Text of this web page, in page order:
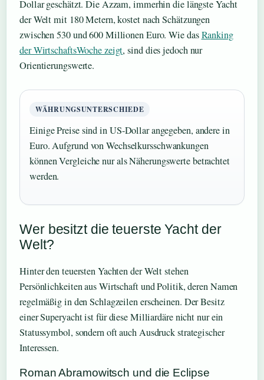
Dollar geschätzt. Die Azzam, immerhin die längste Yacht
der Welt mit 180 Metern, kostet nach Schätzungen
zwischen 530 und 600 Millionen Euro. Wie dasRanking
der WirtschaftsWoche zeigt, sind dies jedoch nur
Orientierungswerte.
WÄHRUNGSUNTERSCHIEDE
Einige Preise sind in US-Dollar angegeben, andere in
Euro. Aufgrund von Wechselkursschwankungen
können Vergleiche nur als Näherungswerte betrachtet
werden.
Wer besitzt die teuerste Yacht der
Welt?
Hinter den teuersten Yachten der Welt stehen
Persönlichkeiten aus Wirtschaft und Politik, deren Namen
regelmäßig in den Schlagzeilen erscheinen. Der Besitz
einer Superyacht ist für diese Milliardäre nicht nur ein
Statussymbol, sondern oft auch Ausdruck strategischer
Interessen.
Roman Abramowitsch und die Eclipse